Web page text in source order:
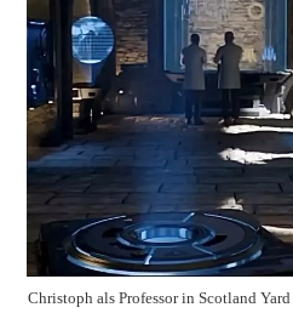
Christoph als Professor in Scotland